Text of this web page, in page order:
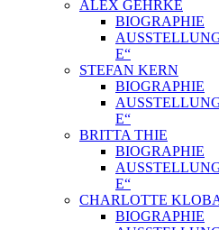
ALEX GEHRKE
BIOGRAPHIE
E“
STEFAN KERN
BIOGRAPHIE
E“
BRITTA THIE
BIOGRAPHIE
E“
CHARLOTTE
BIOGRAPHIE